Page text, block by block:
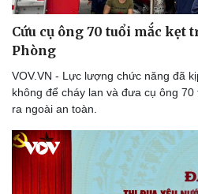
Cứu cụ ông 70 tuổi mắc kẹt
Phòng
VOV.VN - Lực lượng chức năng đã
không để cháy lan và đưa cụ ông
ra ngoài an toàn.